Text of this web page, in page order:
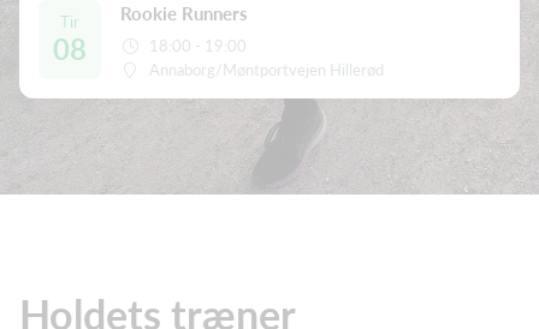
Tir
08
Rookie Runners
18:00 - 19:00
Annaborg/Møntportvejen Hillerød
Holdets træner